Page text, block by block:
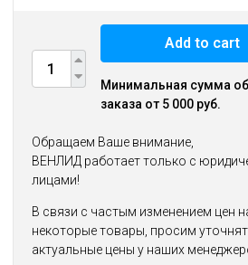
Add to cart
Минимальная сумма
заказа от 5 000 руб.
Обращаем Ваше внимание,
ВЕНЛИД работает только с
лицами!
В связи с частым изменением цен
некоторые товары, просим
актуальные цены у наших